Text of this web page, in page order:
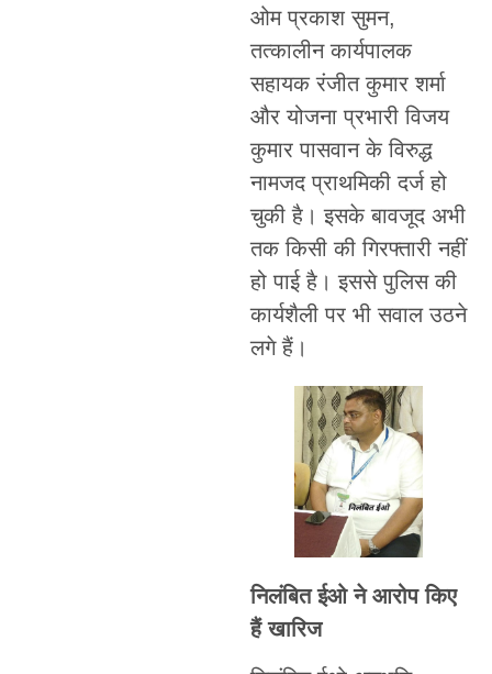
ओम प्रकाश सुमन,
तत्कालीन कार्यपालक
सहायक रंजीत कुमार शर्मा
और योजना प्रभारी विजय
कुमार पासवान के विरुद्ध
नामजद प्राथमिकी दर्ज हो
चुकी है। इसके बावजूद अभी
तक किसी की गिरफ्तारी नहीं
हो पाई है। इससे पुलिस की
कार्यशैली पर भी सवाल उठने
लगे हैं।
निलंबित ईओ ने आरोप किए
हैं खारिज